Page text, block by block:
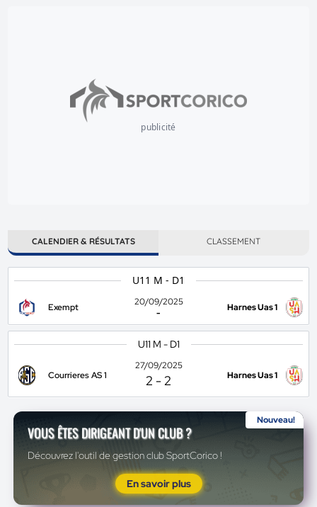
publicité
CALENDIER & RÉSULTATS CLASSEMENT
U11 M - D1
Exempt
20/09/2025
-
Harnes Uas 1
U11 M - D1
Courrieres AS 1
27/09/2025
2 -2 Harnes Uas 1
Nouveau!
VOUS ÊTES DIRIGEANT D'UN CLUB ?
Découvrez l'outil de gestion club SportCorico !
En savoir plus